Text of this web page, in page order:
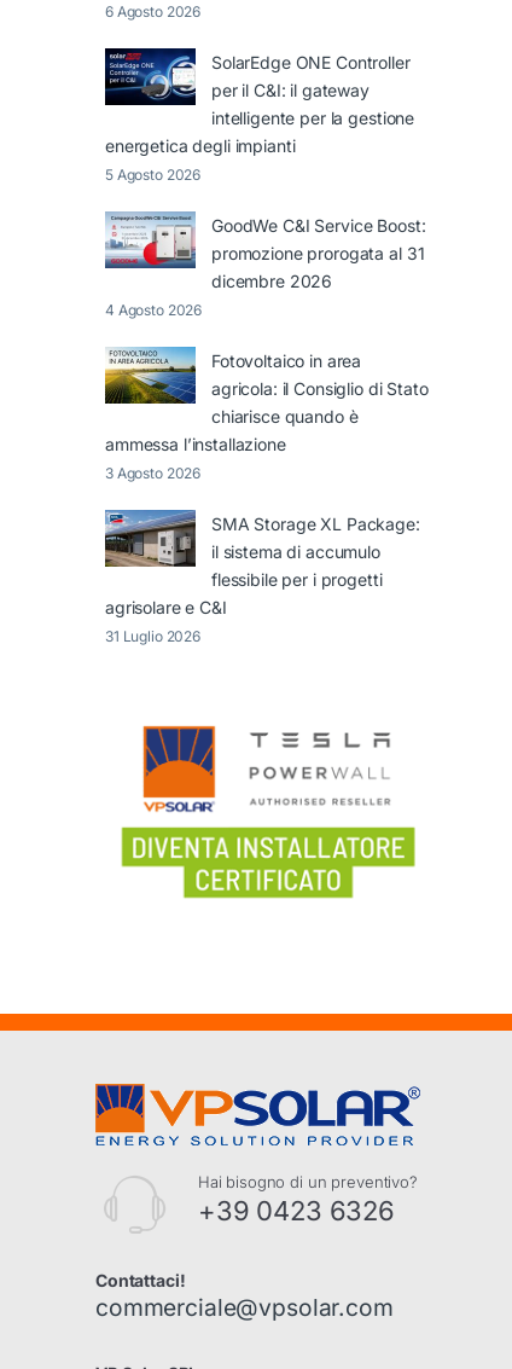
6 Agosto 2026
SolarEdge ONE Controller
per il C&I: il gateway
intelligente per la gestione
energetica degli impianti
5 Agosto 2026
GoodWe C&I Service Boost:
promozione prorogata al 31
dicembre 2026
4 Agosto 2026
Fotovoltaico in area
agricola: il Consiglio di Stato
chiarisce quando è
ammessa l’installazione
3 Agosto 2026
SMA Storage XL Package:
il sistema di accumulo
flessibile per i progetti
agrisolare e C&I
31 Luglio 2026
Hai bisogno di un preventivo?
+39 0423 6326
Contattaci!
commerciale@vpsolar.com